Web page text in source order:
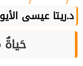
د.ريتا عيسى